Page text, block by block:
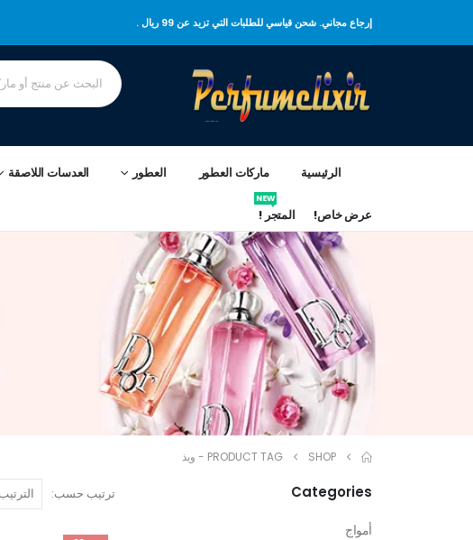
إرجاع مجاني. شحن قياسي للطلبات التي تزيد عن 99 ريال .
الرئيسية ماركات العطور العطور العدسات اللاصقة
عرض خاص! المتجر !
NEW
SHOP
PRODUCT TAG - ويذ
ترتيب حسب: Categories
أمواج